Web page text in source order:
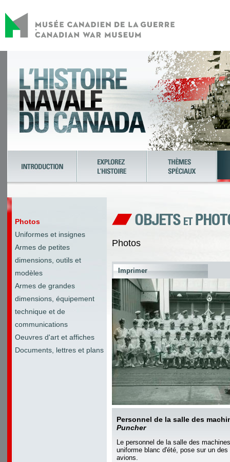
Photos
Uniformes et insignes
Armes de petites
dimensions, outils et
modèles
Armes de grandes
dimensions, équipement
technique et de
communications
Oeuvres d'art et affiches
Documents, lettres et plans
Photos
Imprimer
Personnel de la salle des
Puncher
Le personnel de la salle des
uniforme blanc d'été, pose sur un
avions.